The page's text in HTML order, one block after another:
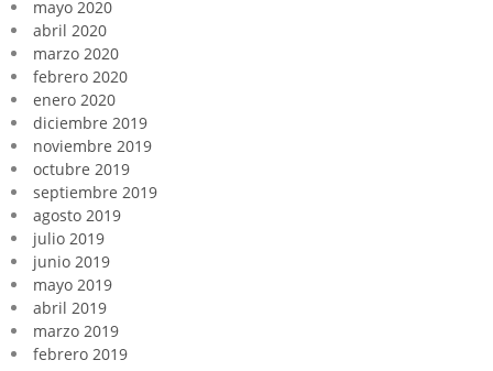
mayo 2020
abril 2020
marzo 2020
febrero 2020
enero 2020
diciembre 2019
noviembre 2019
octubre 2019
septiembre 2019
agosto 2019
julio 2019
junio 2019
mayo 2019
abril 2019
marzo 2019
febrero 2019